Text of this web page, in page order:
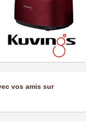
vos amis sur